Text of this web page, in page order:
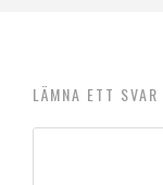
LÄMNA ETT SVAR